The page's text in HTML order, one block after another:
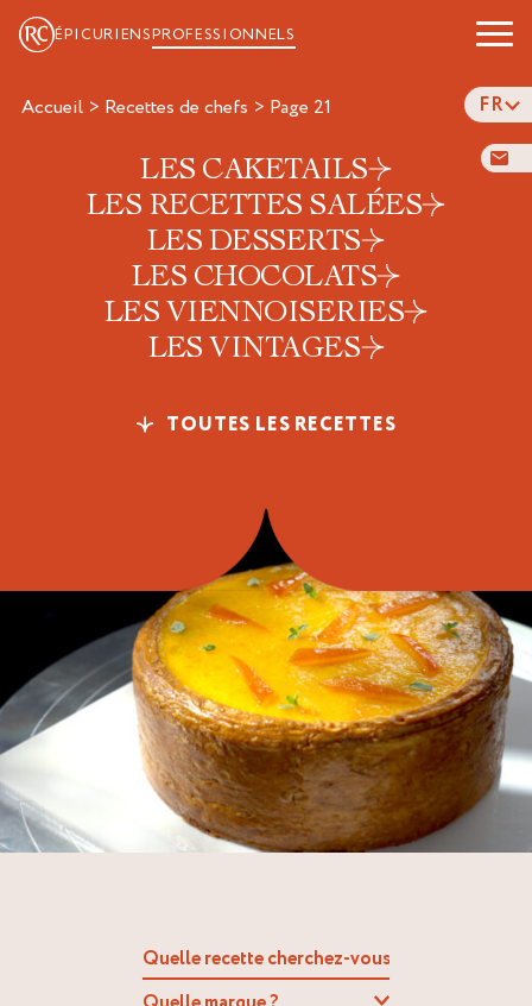
ÉPICURIENSPROFESSIONNELS
FR
Accueil > Recettes de chefs > page 21
LES CAKETAILS
LES RECETTES SALÉES
LES DESSERTS
LES CHOCOLATS
LES VIENNOISERIES
LES VINTAGES
TOUTES LES RECETTES